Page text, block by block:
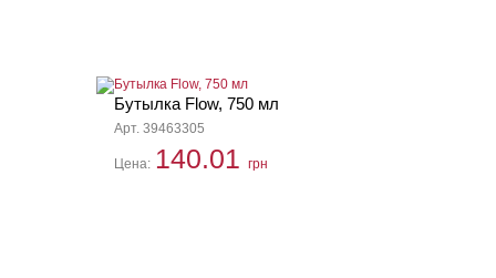
Бутылка Flow, 750 мл
Арт. 39463305
Цена: 140.01 грн